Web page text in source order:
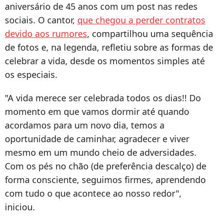
aniversário de 45 anos com um post nas redes
sociais. O cantor, que chegou a perder contratos
devido aos rumores, compartilhou uma sequência
de fotos e, na legenda, refletiu sobre as formas de
celebrar a vida, desde os momentos simples até
os especiais.
"A vida merece ser celebrada todos os dias!! Do
momento em que vamos dormir até quando
acordamos para um novo dia, temos a
oportunidade de caminhar, agradecer e viver
mesmo em um mundo cheio de adversidades.
Com os pés no chão (de preferência descalço) de
forma consciente, seguimos firmes, aprendendo
com tudo o que acontece ao nosso redor",
iniciou.